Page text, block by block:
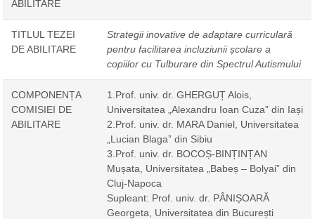
ABILITARE
TITLUL TEZEI
DE ABILITARE
Strategii inovative de adaptare curriculară
pentru facilitarea incluziunii școlare a
copiilor cu Tulburare din Spectrul Autismului
COMPONENȚA
COMISIEI DE
ABILITARE
1.Prof. univ. dr. GHERGUȚ Alois,
Universitatea „Alexandru Ioan Cuza” din Iași
2.Prof. univ. dr. MARA Daniel, Universitatea
„Lucian Blaga” din Sibiu
3.Prof. univ. dr. BOCOȘ-BINȚINȚAN
Mușata, Universitatea „Babeș – Bolyai” din
Cluj-Napoca
Supleant: Prof. univ. dr. PÂNIȘOARĂ
Georgeta, Universitatea din București